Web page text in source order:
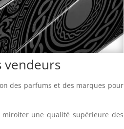
vendeurs
des parfums et des marques pour
une qualité supérieure des